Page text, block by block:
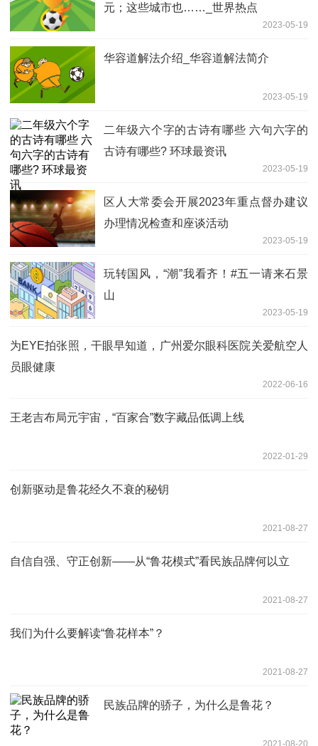
元；这些城市也……_世界热点
2023-05-19
华容道解法介绍_华容道解法简介
2023-05-19
二年级六个字的古诗有哪些 六句六字的
古诗有哪些? 环球最资讯
2023-05-19
区人大常委会开展2023年重点督办建议
办理情况检查和座谈活动
2023-05-19
玩转国风，“潮”我看齐！#五一请来石景
山
2023-05-19
为EYE拍张照，干眼早知道，广州爱尔眼科医院关爱航空人
员眼健康
2022-06-16
王老吉布局元宇宙，“百家合”数字藏品低调上线
2022-01-29
创新驱动是鲁花经久不衰的秘钥
2021-08-27
自信自强、守正创新——从“鲁花模式”看民族品牌何以立
2021-08-27
我们为什么要解读“鲁花样本”？
2021-08-27
民族品牌的骄子，为什么是鲁花？
2021-08-20